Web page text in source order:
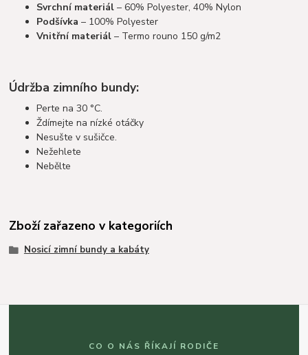
Svrchní materiál – 60% Polyester, 40% Nylon
Podšívka – 100% Polyester
Vnitřní materiál – Termo rouno 150 g/m2
Údržba zimního bundy:
Perte na 30 °C.
Ždímejte na nízké otáčky
Nesušte v sušičce.
Nežehlete
Nebělte
Zboží zařazeno v kategoriích
Nosicí zimní bundy a kabáty
CO O NÁS ŘÍKAJÍ RODIČE